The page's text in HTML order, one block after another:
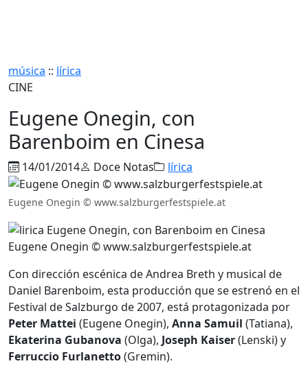
música :: lírica
CINE
Eugene Onegin, con
Barenboim en Cinesa
14/01/2014 Doce Notas lírica
Eugene Onegin © www.salzburgerfestspiele.at
Eugene Onegin © www.salzburgerfestspiele.at
Con dirección escénica de Andrea Breth y musical de
Daniel Barenboim, esta producción que se estrenó en el
Festival de Salzburgo de 2007, está protagonizada por
Peter Mattei (Eugene Onegin), Anna Samuil (Tatiana),
Ekaterina Gubanova (Olga), Joseph Kaiser(Lenski) y
Ferruccio Furlanetto(Gremin).